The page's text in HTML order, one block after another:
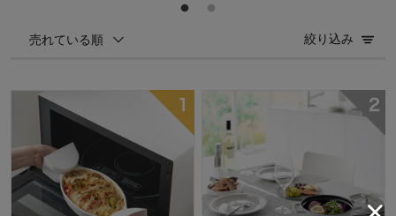
売れている順 絞り込み